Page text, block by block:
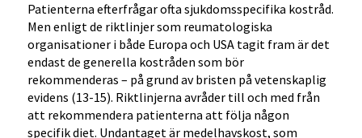
Patienterna efterfrågar ofta sjukdomsspecifika kostråd.
Men enligt de riktlinjer som reumatologiska
organisationer i både Europa och USA tagit fram är det
endast de generella kostråden som bör
rekommenderas – på grund av bristen på vetenskaplig
evidens (13-15). Riktlinjerna avråder till och med från
att rekommendera patienterna att följa någon
specifik diet. Undantaget är medelhavskost, som